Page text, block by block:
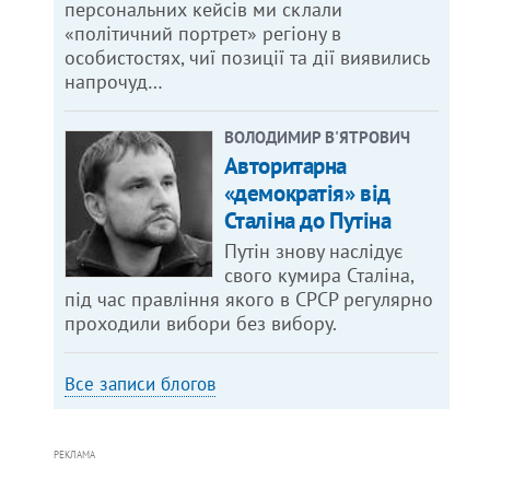
персональних кейсів ми склали
«політичний портрет» регіону в
особистостях, чиї позиції та дії виявились
напрочуд…
ВОЛОДИМИР В'ЯТРОВИЧ
Авторитарна
«демократія» від
Сталіна до Путіна
Путін знову наслідує
свого кумира Сталіна,
під час правління якого в СРСР регулярно
проходили вибори без вибору.
Все записи блогов
РЕКЛАМА